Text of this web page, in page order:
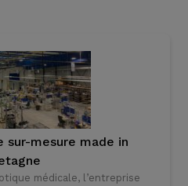
sur-mesure made in
médicale, l’entreprise